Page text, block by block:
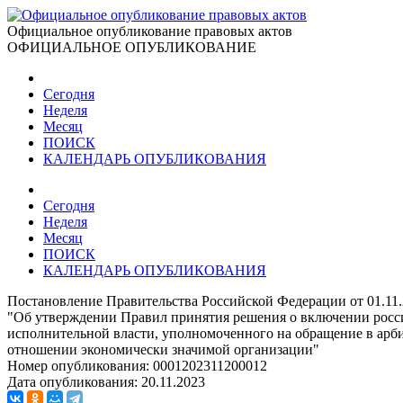
Официальное опубликование правовых актов
ОФИЦИАЛЬНОЕ ОПУБЛИКОВАНИЕ
Сегодня
Неделя
Месяц
ПОИСК
КАЛЕНДАРЬ ОПУБЛИКОВАНИЯ
Сегодня
Неделя
Месяц
ПОИСК
КАЛЕНДАРЬ ОПУБЛИКОВАНИЯ
Постановление Правительства Российской Федерации от
"Об утверждении Правил принятия решения о включении
исполнительной власти, уполномоченного на обращение в
отношении экономически значимой организации"
Номер опубликования: 0001202311200012
Дата опубликования: 20.11.2023